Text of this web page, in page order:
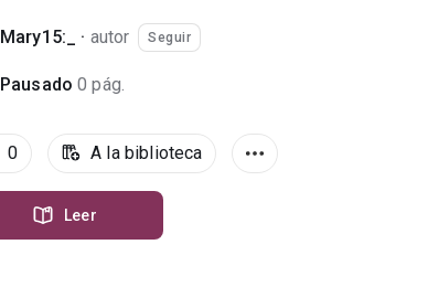
Mary15:_ · autor Seguir
Pausado 0 pág.
0 A la biblioteca
Leer